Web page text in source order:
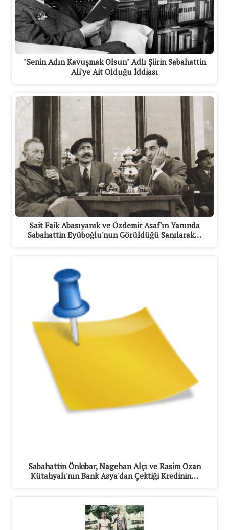
"Senin Adın Kavuşmak Olsun" Adlı Şiirin Sabahattin
Ali'ye Ait Olduğu İddiası
Sait Faik Abasıyanık ve Özdemir Asaf'ın Yanında
Sabahattin Eyüboğlu'nun Görüldüğü Sanılarak…
Sabahattin Önkibar, Nagehan Alçı ve Rasim Ozan
Kütahyalı'nın Bank Asya'dan Çektiği Kredinin…